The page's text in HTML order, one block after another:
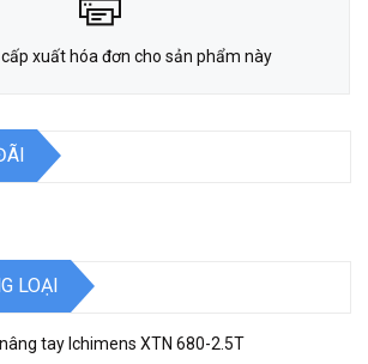
cấp xuất hóa đơn cho sản phẩm này
LOẠI
tay Ichimens XTN 680-2.5T